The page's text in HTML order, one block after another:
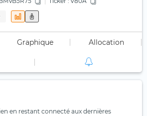
Graphique Allocation
en restant connecté aux dernières